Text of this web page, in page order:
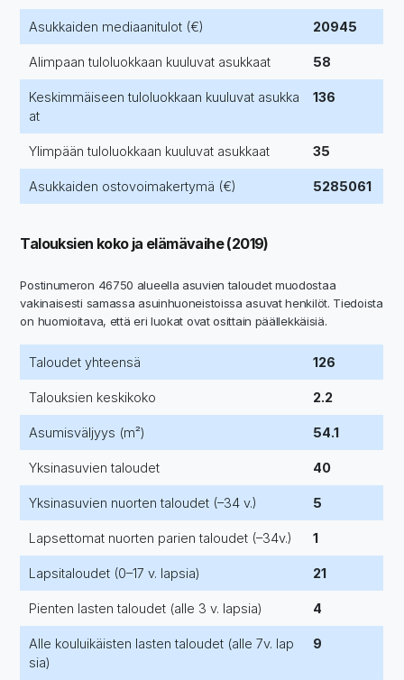
Asukkaiden mediaanitulot (€) 20945
Alimpaan tuloluokkaan kuuluvat asukkaat 58
Keskimmäiseen tuloluokkaan kuuluvat asukka
at
136
Ylimpään tuloluokkaan kuuluvat asukkaat 35
Asukkaiden ostovoimakertymä (€) 5285061
Talouksien koko ja elämävaihe (2019)
Postinumeron 46750 alueella asuvien taloudet muodostaa
vakinaisesti samassa asuinhuoneistoissa asuvat henkilöt. Tiedoista
on huomioitava, että eri luokat ovat osittain päällekkäisiä.
Taloudet yhteensä 126
Talouksien keskikoko 2.2
Asumisväljyys (m²) 54.1
Yksinasuvien taloudet 40
Yksinasuvien nuorten taloudet (–34 v.) 5
Lapsettomat nuorten parien taloudet (–34v.) 1
Lapsitaloudet (0–17 v. lapsia) 21
Pienten lasten taloudet (alle 3 v. lapsia) 4
Alle kouluikäisten lasten taloudet (alle 7v. lap
sia)
9